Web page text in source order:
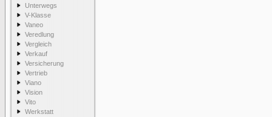
Unterwegs
V-Klasse
Vaneo
Veredlung
Vergleich
Verkauf
Versicherung
Vertrieb
Viano
Vision
Vito
Werkstatt